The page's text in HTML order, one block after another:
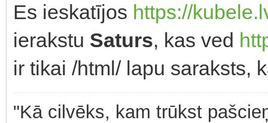
Es ieskatījos https://
ierakstu Saturs, kas ved
ir tikai /html/ lapu saraksts,
"Kā cilvēks, kam trūkst